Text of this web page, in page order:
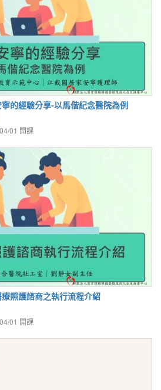
寧的經驗分享-以馬偕紀念醫院為例
01 開課
療照護諮商之執行流程介紹
01 開課